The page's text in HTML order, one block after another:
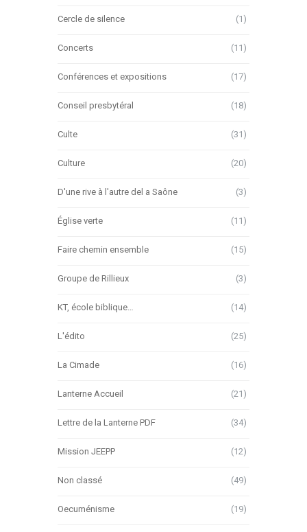
Cercle de silence (1)
Concerts (11)
Conférences et expositions (17)
Conseil presbytéral (18)
Culte (31)
Culture (20)
D'une rive à l'autre del a Saône (3)
Église verte (11)
Faire chemin ensemble (15)
Groupe de Rillieux (3)
KT, école biblique… (14)
L'édito (25)
La Cimade (16)
Lanterne Accueil (21)
Lettre de la Lanterne PDF (34)
Mission JEEPP (12)
Non classé (49)
Oecuménisme (19)